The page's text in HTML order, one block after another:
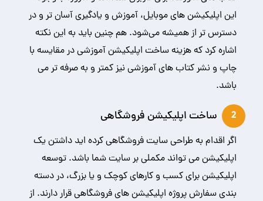
این اپلیکیشن های موبایل، آموزش و یادگیری آسان تر و در
دسترس تر از همیشه می‌شود. هم چنین باید به این نکته
اشاره کرد که هزینه ساخت اپلیکیشن آموزشی در مقایسه با
چاپ و نشر کتاب های آموزشی نیز کمتر و به صرفه تر می
باشد.
2 ساخت اپلیکیشن فروشگاهی
اگر اقدام به طراحی سایت فروشگاهی کرده اید داشتن یک
اپلیکیشن می تواند مکملی بر سایت شما باشد. توسعه
اپلیکیشن برای کسب و کارهای کوچک و یا بزرگ، در دسته
بندی سفارش پروژه اپلیکیشن های فروشگاهی قرار دارند. از